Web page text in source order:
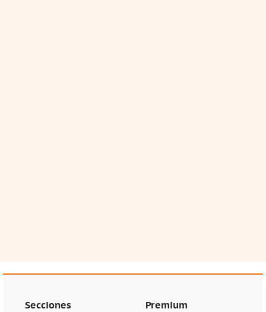
Secciones Premium